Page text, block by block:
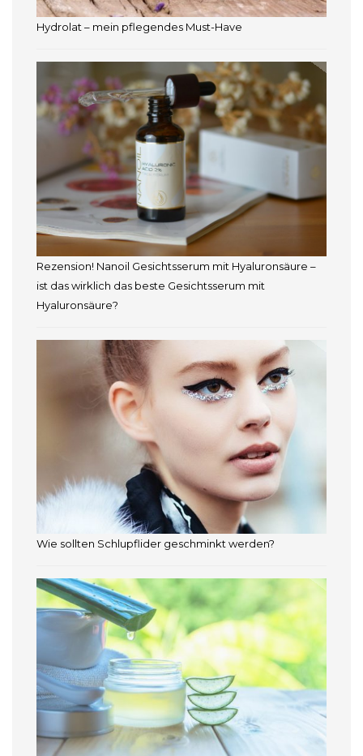
Hydrolat – mein pflegendes Must-Have
Rezension! Nanoil Gesichtsserum mit Hyaluronsäure –
ist das wirklich das beste Gesichtsserum mit
Hyaluronsäure?
Wie sollten Schlupflider geschminkt werden?